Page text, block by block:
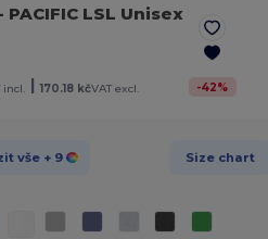
- PACIFIC LSL Unisex
incl. | 170.18 kčVAT excl. -42%
vše + 9 Size chart